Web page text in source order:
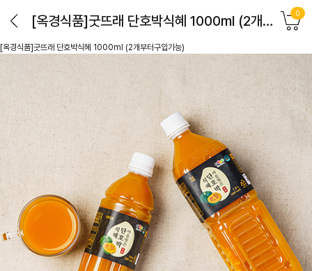
[옥경식품]굿뜨래 단호박식혜 1000ml (2개부터구입가능) 0
[옥경식품]굿뜨래 단호박식혜 1000ml (2개부터구입가능)